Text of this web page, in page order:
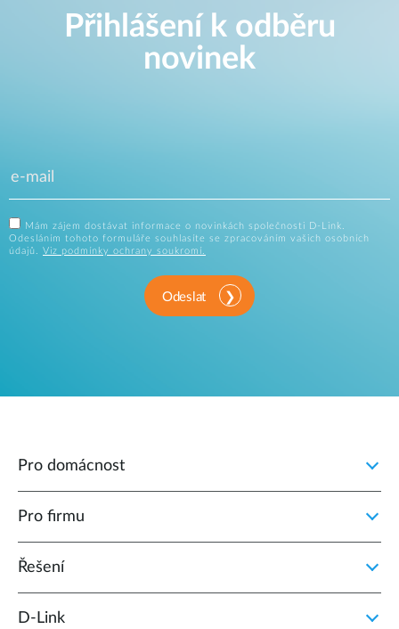
Přihlášení k odběru
novinek
Mám zájem dostávat informace o novinkách společnosti D-Link.
Odesláním tohoto formuláře souhlasíte se zpracováním vašich osobních
údajů. Viz podmínky ochrany soukromí.
Odeslat
Pro domácnost
Pro firmu
Řešení
D‑Link